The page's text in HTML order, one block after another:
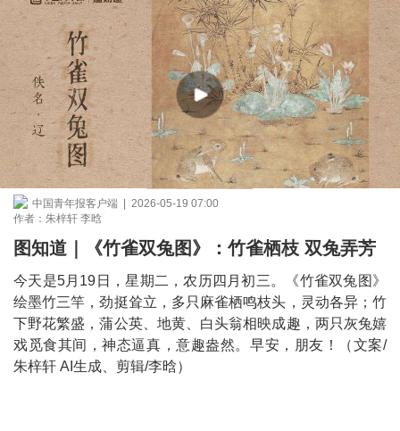
中国青年报客户端 | 2026-05-19 07:00
作者：朱梓轩 李晗
图知道｜《竹雀双兔图》：竹雀栖枝 双兔弄芳
今天是5月19日，星期二，农历四月初三。《竹雀双兔图》
绘墨竹三竿，劲挺耸立，多只麻雀栖鸣枝头，灵动各异；竹
下野花繁盛，蒲公英、地黄、白头翁相映成趣，两只灰兔嬉
戏觅食其间，神态逼真，意趣盎然。早安，朋友！（文案/
朱梓轩 AI生成、剪辑/李晗）